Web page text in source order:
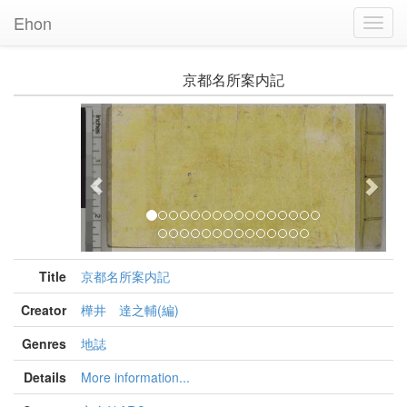
Ehon
京都名所案内記
Previous Next
Title
京都名所案内記
Creator
樺井 達之輔(編)
Genres
地誌
Details
More information...